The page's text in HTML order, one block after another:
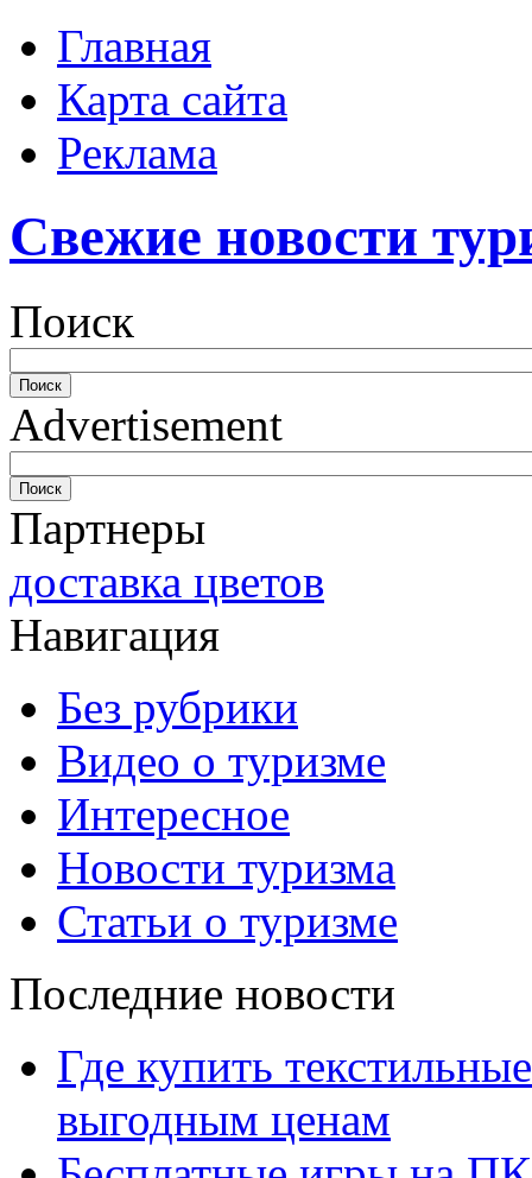
Главная
Карта сайта
Реклама
Свежие новости
Поиск
Advertisement
Партнеры
доставка цветов
Навигация
Без рубрики
Видео о туризме
Интересное
Новости туризма
Статьи о туризме
Последние новости
Где купить
выгодным ценам